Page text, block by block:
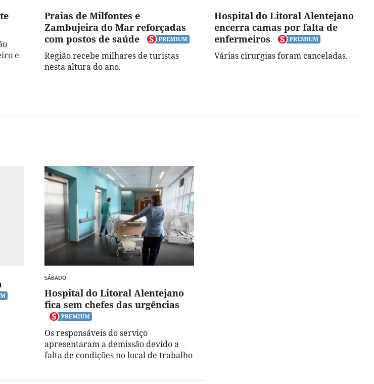
e
Praias de Milfontes e
Zambujeira do Mar reforçadas
com postos de saúde
Região recebe milhares de turistas
nesta altura do ano.
Hospital do Litoral Alentejano
encerra camas por falta de
enfermeiros
Várias cirurgias foram canceladas.
SÁBADO
Hospital do Litoral Alentejano
fica sem chefes das urgências
Os responsáveis do serviço
apresentaram a demissão devido a
falta de condições no local de trabalho